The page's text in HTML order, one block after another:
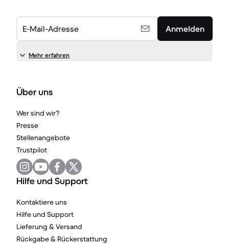
E-Mail-Adresse Anmelden
Mehr erfahren
Über uns
Wer sind wir?
Presse
Stellenangebote
Trustpilot
Hilfe und Support
Kontaktiere uns
Hilfe und Support
Lieferung & Versand
Rückgabe & Rückerstattung